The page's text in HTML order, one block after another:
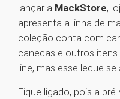
lançar a MackStore,
apresenta a linha de
coleção conta com
canecas e outros
line, mas esse leque
Fique ligado, pois a